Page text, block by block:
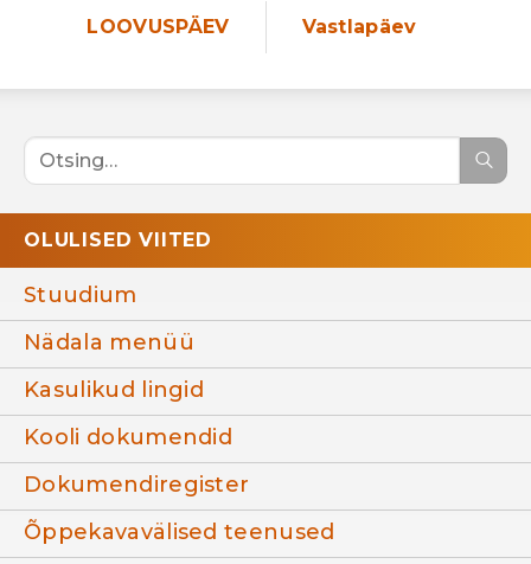
LOOVUSPÄEV Vastlapäev
OLULISED VIITED
Stuudium
Nädala menüü
Kasulikud lingid
Kooli dokumendid
Dokumendiregister
Õppekavavälised teenused